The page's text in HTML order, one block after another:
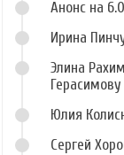
Анонс на
Ирина
Элина
Герасимову
Юлия
Сергей